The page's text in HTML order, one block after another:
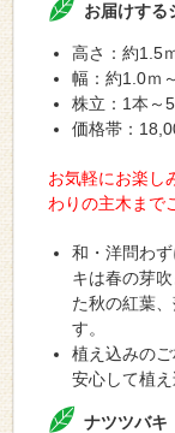
お届けする
高さ：約1.5
幅：約1.0ｍ
株立：1本～
価格帯：
お気軽にお楽し
わりの主木まで
和・洋問わ
キは春の芽
た秋の紅葉
す。
植え込みの
安心して植え
ナツツバキ